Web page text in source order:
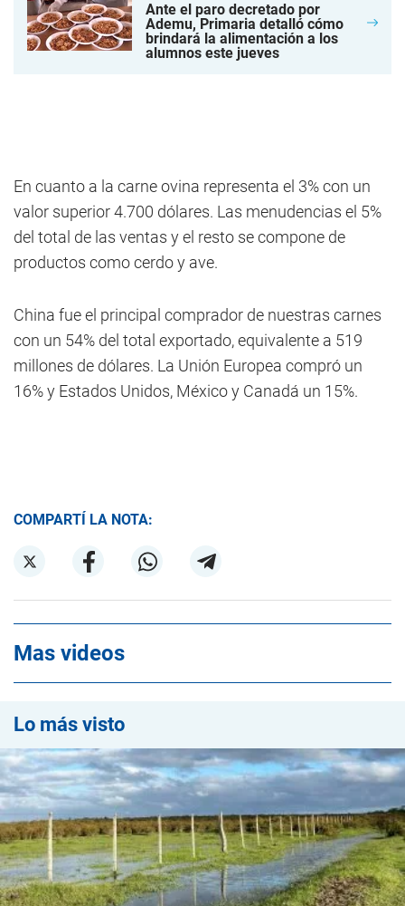
Ante el paro decretado por
Ademu, Primaria detalló cómo
brindará la alimentación a los
alumnos este jueves
En cuanto a la carne ovina representa el 3% con un
valor superior 4.700 dólares. Las menudencias el 5%
del total de las ventas y el resto se compone de
productos como cerdo y ave.
China fue el principal comprador de nuestras carnes
con un 54% del total exportado, equivalente a 519
millones de dólares. La Unión Europea compró un
16% y Estados Unidos, México y Canadá un 15%.
COMPARTÍ LA NOTA:
Mas videos
Lo más visto